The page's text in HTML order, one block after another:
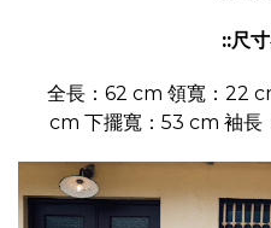
::尺
全長：62 cm 領寬：22
cm 下擺寬：53 cm 袖長